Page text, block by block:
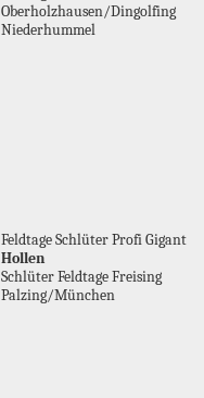
Oberholzhausen/Dingolfing
Niederhummel
Feldtage Schlüter Profi Gigant
Hollen
Schlüter Feldtage Freising
Palzing/München